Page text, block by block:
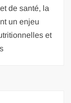
de santé, la
un enjeu
et